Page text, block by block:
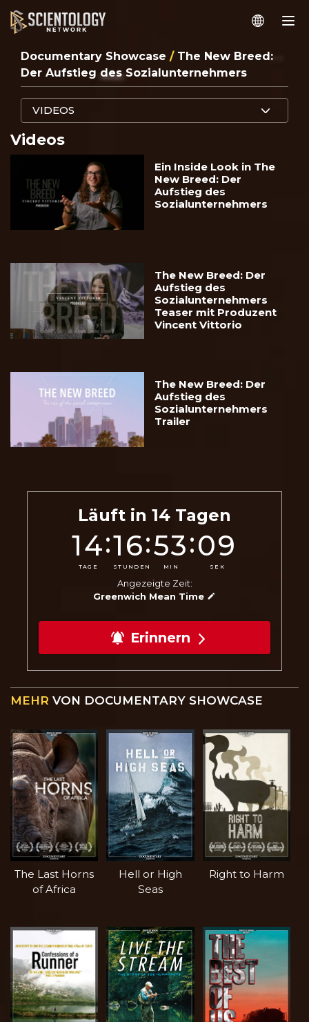
Documentary Showcase / The New Breed:
Der Aufstieg des Sozialunternehmers
VIDEOS
Videos
Ein Inside Look in The
New Breed: Der
Aufstieg des
Sozialunternehmers
The New Breed: Der
Aufstieg des
Sozialunternehmers
Teaser mit Produzent
Vincent Vittorio
The New Breed: Der
Aufstieg des
Sozialunternehmers
Trailer
Läuft in 14 Tagen
14
TAGE
:16
STUNDEN
:53
MIN
:07
SEK
Angezeigte Zeit:
Greenwich Mean Time
Erinnern
MEHR VON DOCUMENTARY SHOWCASE
The Last Horns
of Africa
Hell or High
Seas
Right to Harm